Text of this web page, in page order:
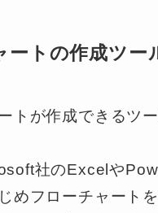
ートの作成ツー
トが作成できるツ
社のExcelや
めフローチャート